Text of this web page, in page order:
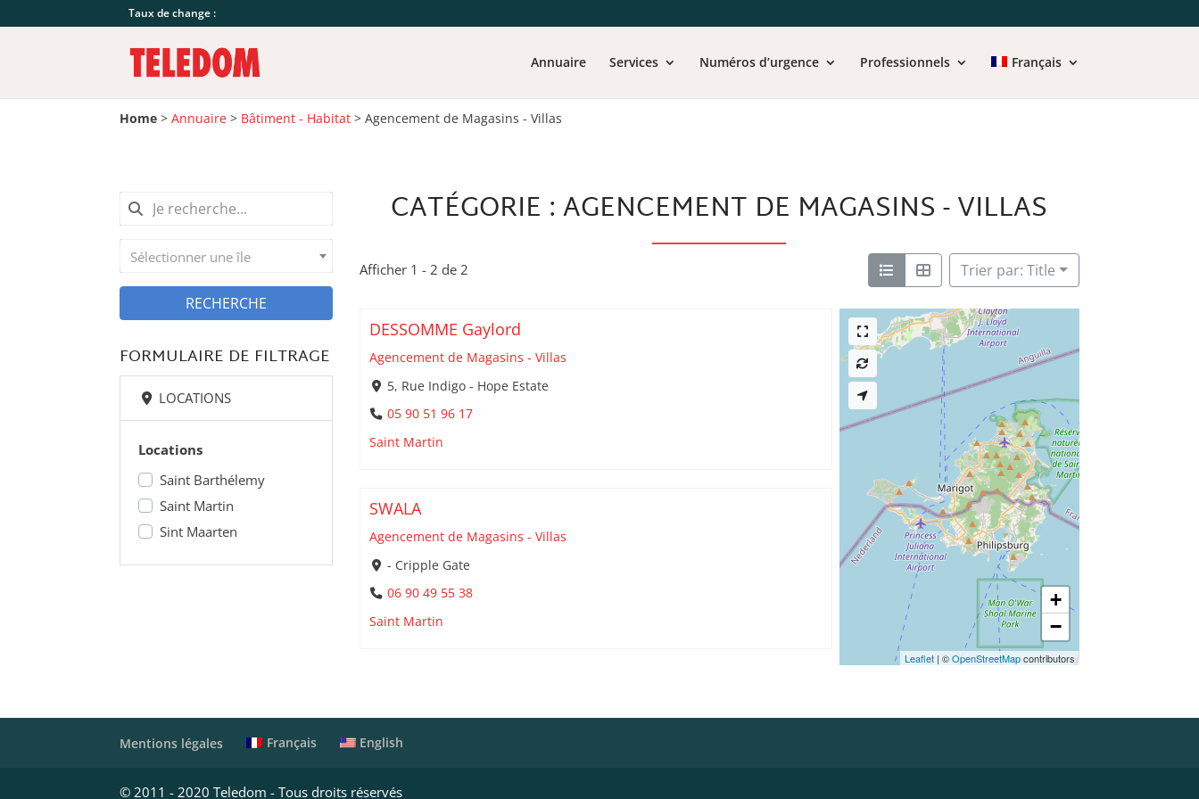
Taux de change :
Annuaire Services Numéros d’urgence Professionnels Français
Home >Annuaire > Bâtiment - Habitat >Agencement de Magasins - Villas
CATÉGORIE : AGENCEMENT DE MAGASINS - VILLAS
Afficher 1 - 2 de 2 Trier par: Title
DESSOMME Gaylord
Agencement de Magasins - Villas
5, Rue Indigo - Hope Estate
05 90 51 96 17
Saint Martin
SWALA
Agencement de Magasins - Villas
- Cripple Gate
06 90 49 55 38
Saint Martin
+
−
Leaflet| ©OpenStreetMapcontributors
Sélectionner une île
RECHERCHE
FORMULAIRE DE FILTRAGE
LOCATIONS
Locations
Saint Barthélemy
Saint Martin
Sint Maarten
Mentions légales Français English
© 2011 - 2020 Teledom - Tous droits réservés